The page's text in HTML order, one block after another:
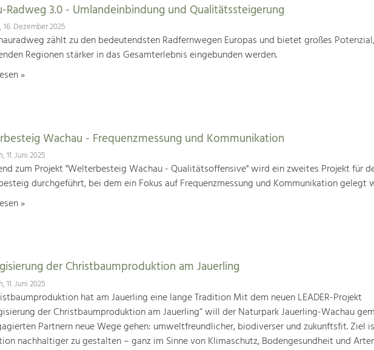
Radweg 3.0 - Umlandeinbindung und Qualitätssteigerung
16. Dezember 2025
zählt zu den bedeutendsten Radfernwegen Europas und bietet großes
Regionen stärker in das Gesamterlebnis eingebunden werden.
»
Wachau - Frequenzmessung und Kommunikation
Juni 2025
zum Projekt "Welterbesteig Wachau - Qualitätsoffensive" wird ein zweites Projekt für
durchgeführt, bei dem ein Fokus auf Frequenzmessung und Kommunikation gelegt
»
der Christbaumproduktion am Jauerling
Juni 2025
hat am Jauerling eine lange Tradition Mit dem neuen LEADER-Projekt
der Christbaumproduktion am Jauerling“ will der Naturpark Jauerling-Wachau
Partnern neue Wege gehen: umweltfreundlicher, biodiverser und zukunftsfit. Ziel
nachhaltiger zu gestalten – ganz im Sinne von Klimaschutz, Bodengesundheit und